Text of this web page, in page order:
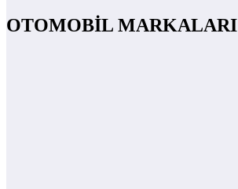
OTOMOBİL MARKALARI